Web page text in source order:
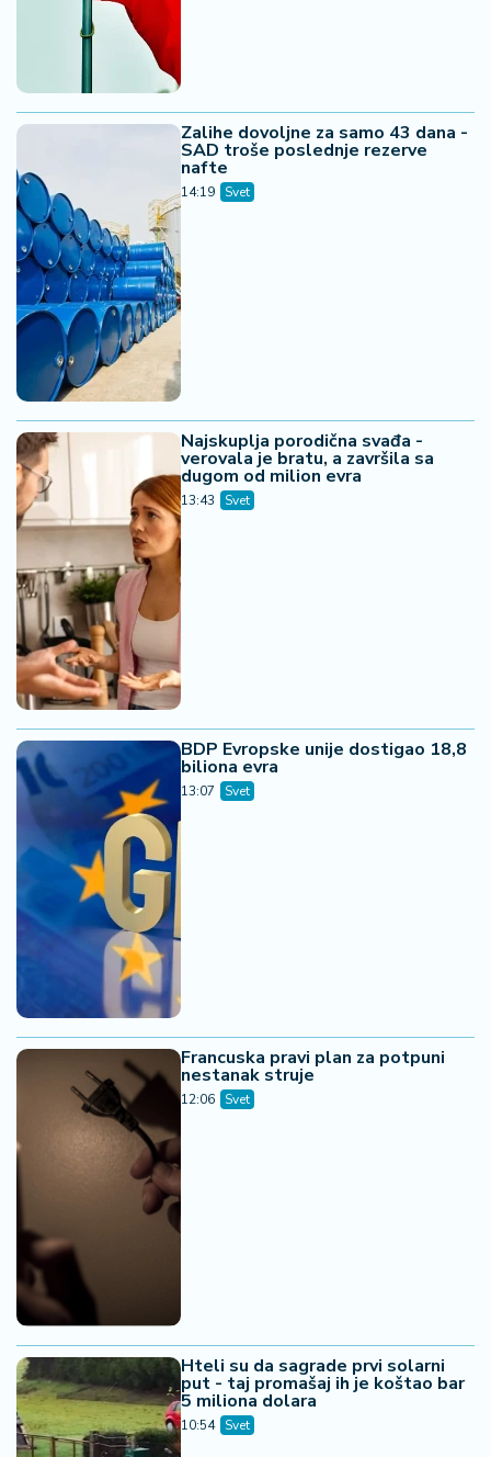
Zalihe dovoljne za samo 43 dana -
SAD troše poslednje rezerve
nafte
14:19 Svet
Najskuplja porodična svađa -
verovala je bratu, a završila sa
dugom od milion evra
13:43 Svet
BDP Evropske unije dostigao 18,8
biliona evra
13:07 Svet
Francuska pravi plan za potpuni
nestanak struje
12:06 Svet
Hteli su da sagrade prvi solarni
put - taj promašaj ih je koštao bar
5 miliona dolara
10:54 Svet